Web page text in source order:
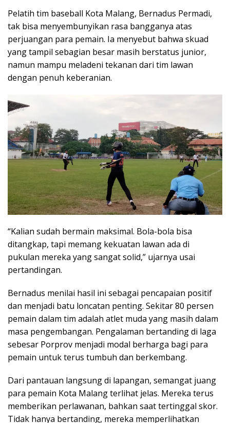
Pelatih tim baseball Kota Malang, Bernadus Permadi,
tak bisa menyembunyikan rasa bangganya atas
perjuangan para pemain. Ia menyebut bahwa skuad
yang tampil sebagian besar masih berstatus junior,
namun mampu meladeni tekanan dari tim lawan
dengan penuh keberanian.
“Kalian sudah bermain maksimal. Bola-bola bisa
ditangkap, tapi memang kekuatan lawan ada di
pukulan mereka yang sangat solid,” ujarnya usai
pertandingan.
Bernadus menilai hasil ini sebagai pencapaian positif
dan menjadi batu loncatan penting. Sekitar 80 persen
pemain dalam tim adalah atlet muda yang masih dalam
masa pengembangan. Pengalaman bertanding di laga
sebesar Porprov menjadi modal berharga bagi para
pemain untuk terus tumbuh dan berkembang.
Dari pantauan langsung di lapangan, semangat juang
para pemain Kota Malang terlihat jelas. Mereka terus
memberikan perlawanan, bahkan saat tertinggal skor.
Tidak hanya bertanding, mereka memperlihatkan